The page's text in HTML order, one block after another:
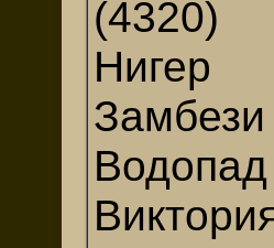
(4320)
Нигер
Водопад